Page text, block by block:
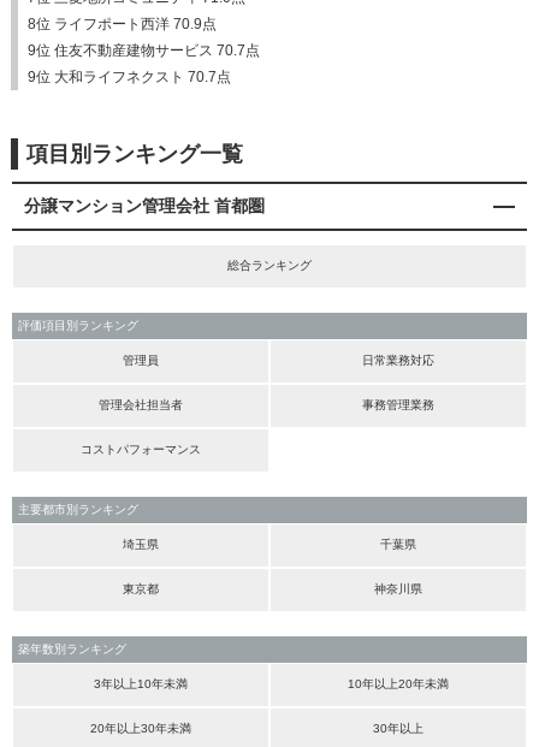
8位 ライフポート西洋 70.9点
9位 住友不動産建物サービス 70.7点
9位 大和ライフネクスト 70.7点
項目別ランキング一覧
分譲マンション管理会社 首都圏
総合ランキング
評価項目別ランキング
管理員 日常業務対応
管理会社担当者 事務管理業務
コストパフォーマンス
主要都市別ランキング
埼玉県 千葉県
東京都 神奈川県
築年数別ランキング
3年以上10年未満 10年以上20年未満
20年以上30年未満 30年以上